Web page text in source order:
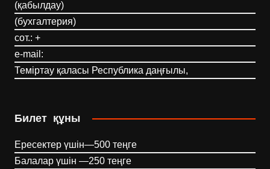
(қабылдау)
(бухгалтерия)
сот.: +
e-mail:
Теміртау қаласы Республика даңғылы,
Билет құны
Ересектер үшін—500 теңге
Балалар үшін —250 теңге